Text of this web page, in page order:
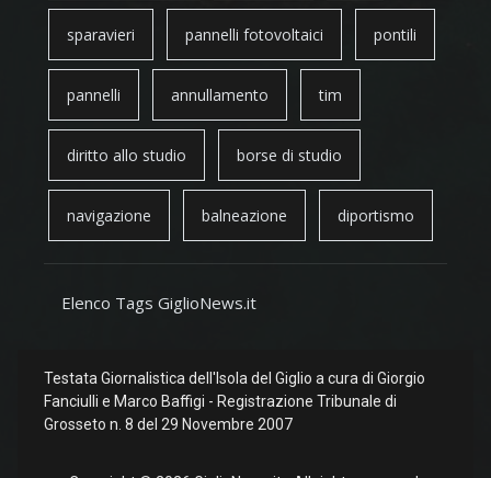
sparavieri pannelli fotovoltaici pontili
pannelli annullamento tim
diritto allo studio borse di studio
navigazione balneazione diportismo
Elenco Tags GiglioNews.it
Testata Giornalistica dell'Isola del Giglio a cura di Giorgio
Fanciulli e Marco Baffigi - Registrazione Tribunale di
Grosseto n. 8 del 29 Novembre 2007